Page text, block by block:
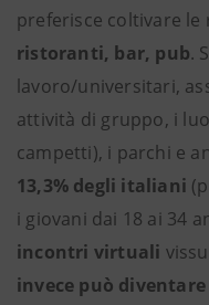
preferisce coltivare le
ristoranti, bar, pub.
lavoro/universitari,
attività di gruppo, i
campetti), i parchi e
13,3% degli italiani
i giovani dai 18 ai 34
incontri virtuali
invece può